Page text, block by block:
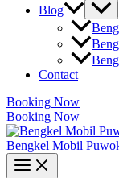
Blog
Contact
Booking Now
Booking Now
Bengkel Mobil